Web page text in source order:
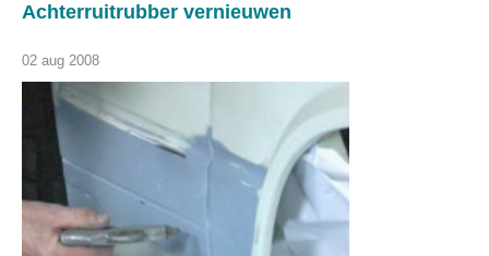
Achterruitrubber vernieuwen
02 aug 2008